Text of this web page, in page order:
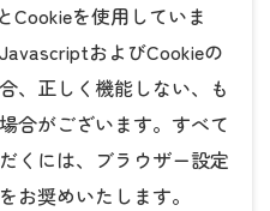
Cookieを使用していま
およびCookieの
、正しく機能しない、も
合がございます。すべて
くには、ブラウザー設定
お奨めいたします。